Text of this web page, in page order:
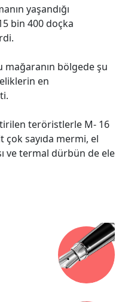
yaşandığı
bin 400 doçka
mağaranın bölgede şu
en
teröristlerle M- 16
sayıda mermi, el
ve termal dürbün de ele